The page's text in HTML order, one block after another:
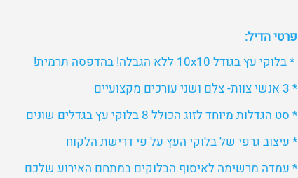
פרטי הדיל:
* בלוקי עץ בגודל 10x10 ללא הגבלה! בהדפסה תרמית!
* 3 אנשי צוות- צלם ושני עורכים מקצועיים
* סט הגדלות מיוחד לזוג הכולל 8 בלוקי עץ בגדלים שונים
* עיצוב גרפי של בלוקי העץ על פי דרישת הלקוח
* עמדה מרשימה לאיסוף הבלוקים במתחם האירוע שלכם